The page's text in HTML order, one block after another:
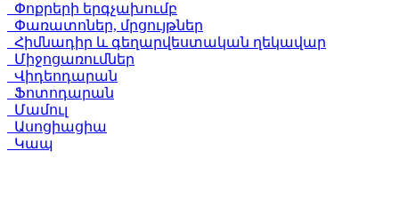
Փոքրերի երգչախումբ
Փառատոներ, մրցույթներ
Հիմնադիր և գեղարվեստական ղեկավար
Միջոցառումներ
Վիդեոդարան
Ֆոտոդարան
Մամուլ
Ասոցիացիա
Կապ